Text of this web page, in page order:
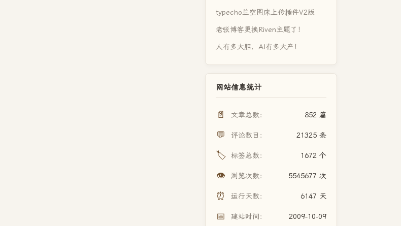
typecho兰空图床上传插件V2版
老张博客更换Riven主题了！
人有多大胆，AI有多大产！
网站信息统计
📄 文章总数： 852 篇
💬 评论数目： 21325 条
🏷️ 标签总数： 1672 个
👁️ 浏览次数： 5545677 次
⏰ 运行天数： 6147 天
📅 建站时间： 2009-10-09